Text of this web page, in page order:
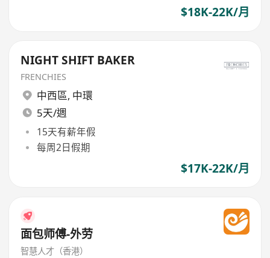
$18K-22K/月
NIGHT SHIFT BAKER
FRENCHIES
中西區, 中環
5天/週
15天有薪年假
每周2日假期
$17K-22K/月
面包师傅-外劳
智慧人才（香港）